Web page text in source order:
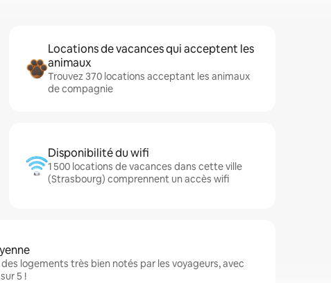
Locations de vacances qui acceptent les
animaux
Trouvez 370 locations acceptant les animaux
de compagnie
Disponibilité du wifi
1 500 locations de vacances dans cette ville
(Strasbourg) comprennent un accès wifi
logements très bien notés par les voyageurs, avec
5 !